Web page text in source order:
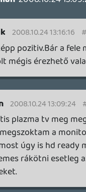
The Walking Dead: Streets of
HETEI
premier árnyékában ezúttal
könyvtára növekedik majd
7
#32 PREMIER
7
LABIRINTUSA KÖNYV